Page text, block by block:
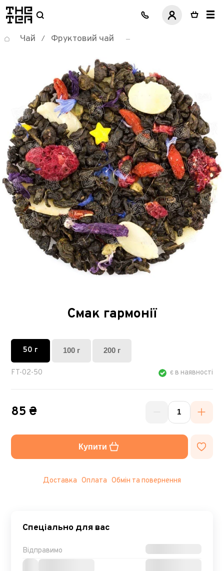
логотип
Чай / Фруктовий чай
Смак гармонії
50 г 100 г 200 г
FT-02-50 є в наявності
85 ₴
Купити
Доставка Оплата Обмін та повернення
Спеціально для вас
Відправимо